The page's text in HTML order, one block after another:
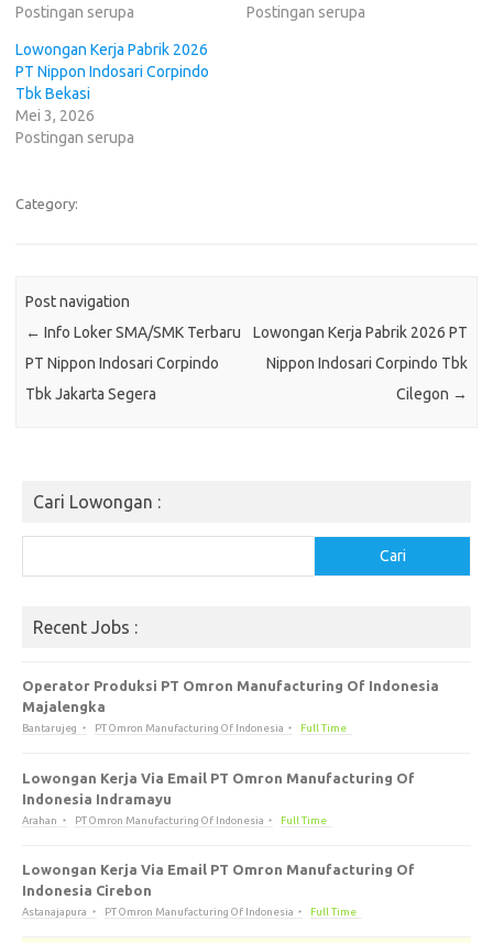
Postingan serupa
Postingan serupa
Lowongan Kerja Pabrik 2026
PT Nippon Indosari Corpindo
Tbk Bekasi
Mei 3, 2026
Postingan serupa
Category:
Post navigation
← Info Loker SMA/SMK Terbaru
PT Nippon Indosari Corpindo
Tbk Jakarta Segera
Lowongan Kerja Pabrik 2026 PT
Nippon Indosari Corpindo Tbk
Cilegon →
Cari Lowongan :
Cari
Recent Jobs :
Operator Produksi PT Omron Manufacturing Of Indonesia
Majalengka
Bantarujeg PT Omron Manufacturing Of Indonesia Full Time
Lowongan Kerja Via Email PT Omron Manufacturing Of
Indonesia Indramayu
Arahan PT Omron Manufacturing Of Indonesia Full Time
Lowongan Kerja Via Email PT Omron Manufacturing Of
Indonesia Cirebon
Astanajapura PT Omron Manufacturing Of Indonesia Full Time